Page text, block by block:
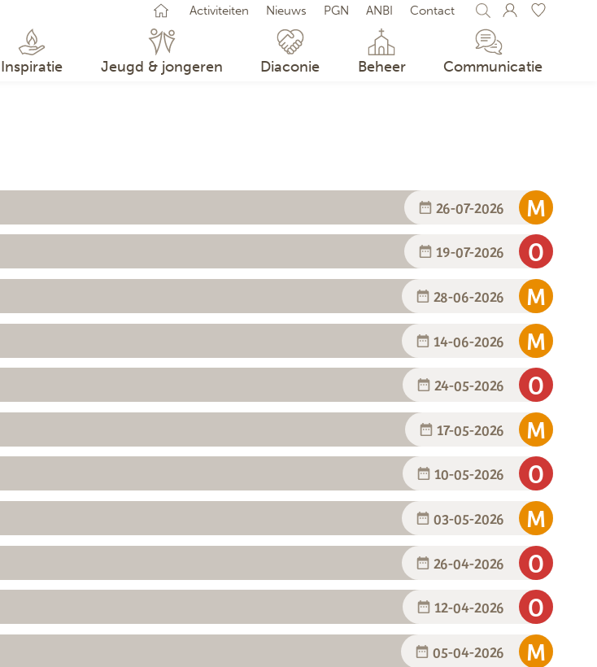
GEEN FAVORIETEN
U kunt activiteiten bewaren door op het te klikken.
Activiteiten Nieuws PGN ANBI Contact
Inspiratie Jeugd & jongeren Diaconie Beheer Communicatie
26-07-2026
19-07-2026
28-06-2026
14-06-2026
24-05-2026
17-05-2026
10-05-2026
03-05-2026
26-04-2026
12-04-2026
05-04-2026